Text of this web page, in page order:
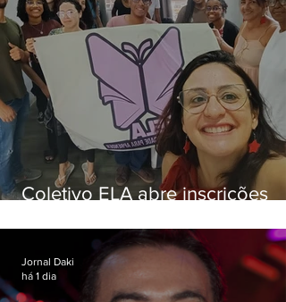
Coletivo ELA abre inscrições
Jornal Daki
há 1 dia